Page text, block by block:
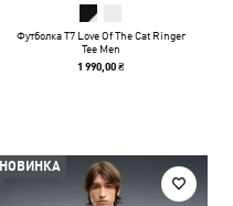
Футболка T7 Love Of The Cat Ringer
Tee Men
1 990,00 ₴
НОВИНКА